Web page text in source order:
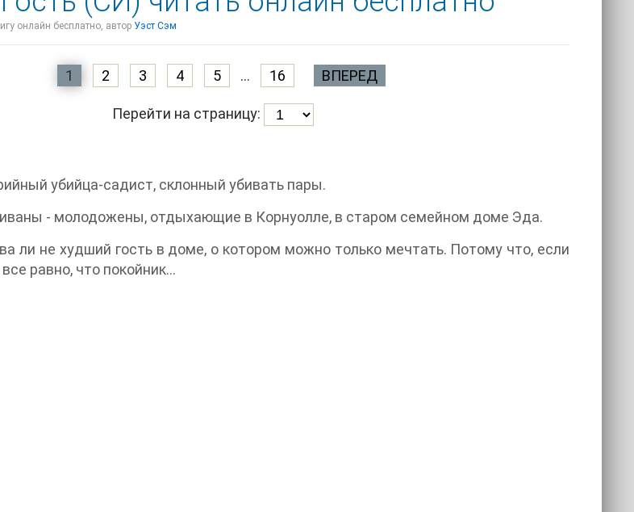
онлайн бесплатно, автор Уэст Сэм
1 2 3 4 5 ... 16 ВПЕРЕД
Перейти на страницу:
убийца-садист, склонный убивать пары.
- молодожены, отдыхающие в Корнуолле, в старом семейном доме Эда.
ли не худший гость в доме, о котором можно только мечтать. Потому что, если
равно, что покойник...